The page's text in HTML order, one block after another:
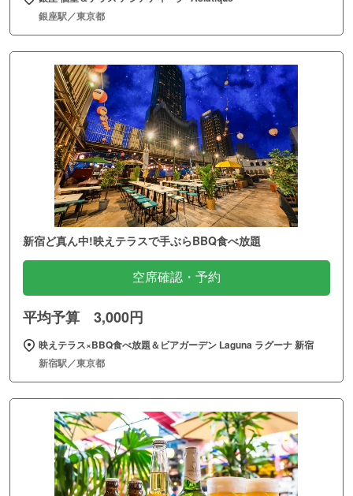
銀座駅／東京都
新宿ど真ん中!映えテラスで手ぶらBBQ食べ放題
空席確認・予約
平均予算 3,000円
映えテラス×BBQ食べ放題＆ビアガーデン Laguna ラグーナ 新宿
新宿駅／東京都